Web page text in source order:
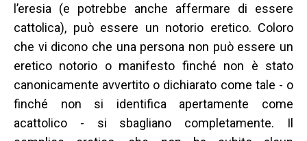
l’eresia (e potrebbe anche affermare di essere
cattolica), può essere un notorio eretico. Coloro
che vi dicono che una persona non può essere un
eretico notorio o manifesto finché non è stato
canonicamente avvertito o dichiarato come tale - o
finché non si identifica apertamente come
acattolico - si sbagliano completamente. Il